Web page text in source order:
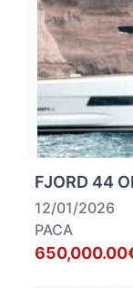
FJORD 44
12/01/2026
PACA